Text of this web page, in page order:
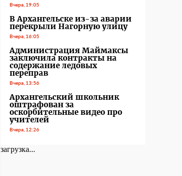
Вчера, 19:05
В Архангельске из-за аварии
перекрыли Нагорную улицу
Вчера, 16:05
Администрация Маймаксы
заключила контракты на
содержание ледовых
переправ
Вчера, 13:56
Архангельский школьник
оштрафован за
оскорбительные видео про
учителей
Вчера, 12:26
загрузка...